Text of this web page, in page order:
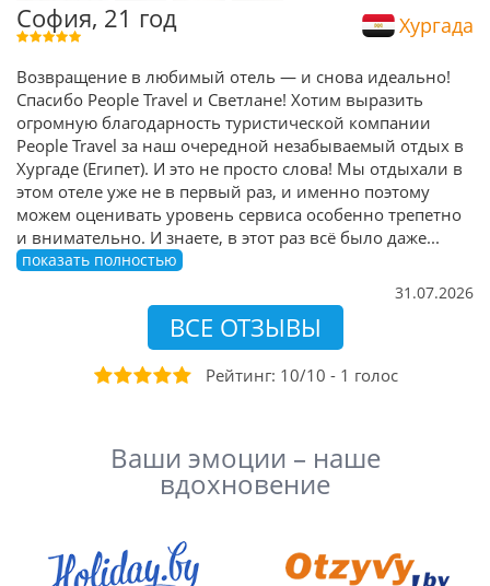
София, 21 год Хургада
Возвращение в любимый отель — и снова идеально!
Спасибо People Travel и Светлане! Хотим выразить
огромную благодарность туристической компании
People Travel за наш очередной незабываемый отдых в
Хургаде (Египет). И это не просто слова! Мы отдыхали в
этом отеле уже не в первый раз, и именно поэтому
можем оценивать уровень сервиса особенно трепетно
и внимательно. И знаете, в этот раз всё было даже...
показать полностью
31.07.2026
ВСЕ ОТЗЫВЫ
Рейтинг: 10/10 - 1 голос
Ваши эмоции – наше
вдохновение